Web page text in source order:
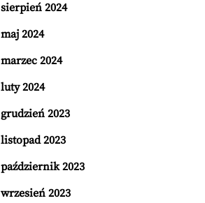
sierpień 2024
maj 2024
marzec 2024
luty 2024
grudzień 2023
listopad 2023
październik 2023
wrzesień 2023